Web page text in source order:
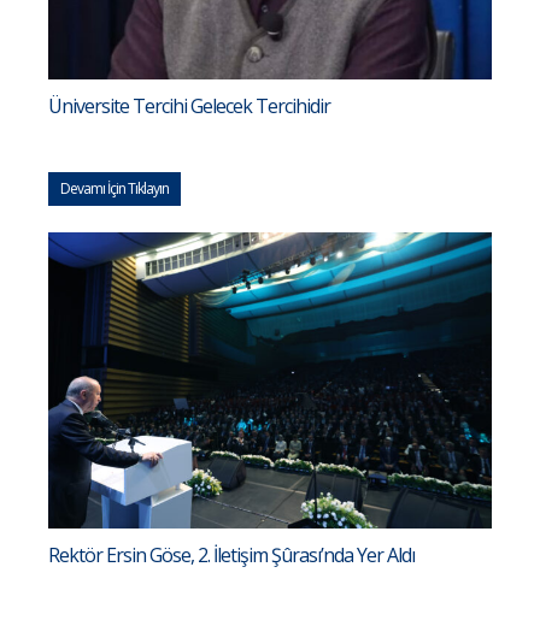
Üniversite Tercihi Gelecek Tercihidir
Devamı İçin Tıklayın
Rektör Ersin Göse, 2. İletişim Şûrası’nda Yer Aldı